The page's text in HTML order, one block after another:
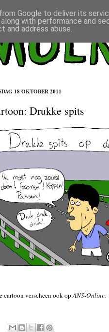
18 OKTOBER 2011
Drukke spits
cartoon verscheen ook opANS-Online.
Google to deliver its
with performance and
address abuse.